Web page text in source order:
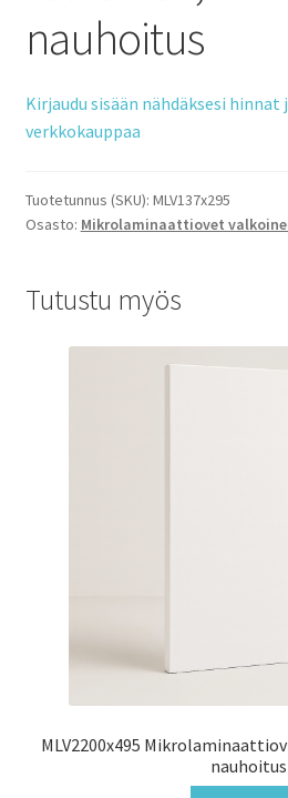
nauhoitus
Kirjaudu sisään nähdäksesi hinnat
verkkokauppaa
Tuotetunnus (SKU): MLV137x295
Osasto: Mikrolaminaattiovet
Tutustu myös
MLV2200x495
nauhoitus